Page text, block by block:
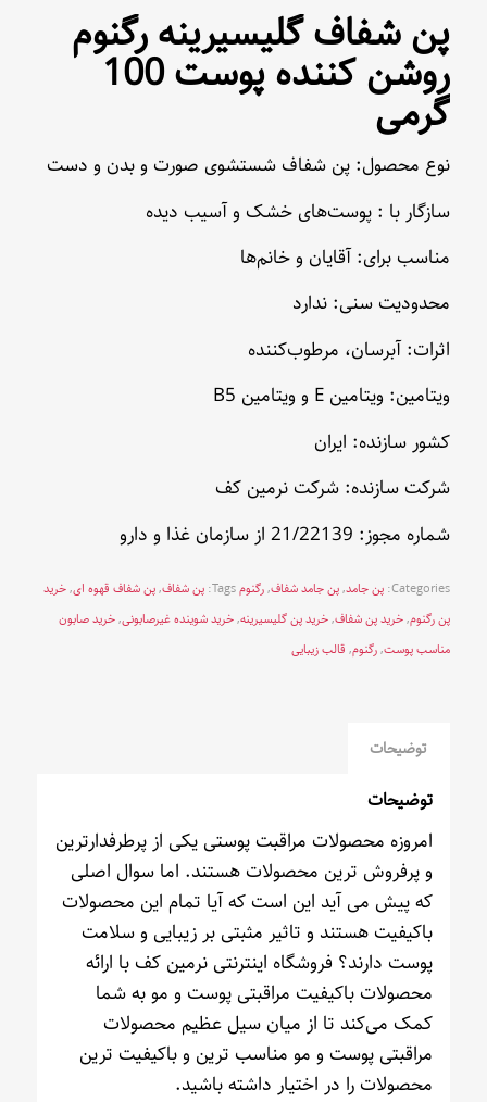
پن شفاف گلیسیرینه رگنوم
روشن کننده پوست 100
گرمی
نوع محصول: پن شفاف شستشوی صورت و بدن و دست
سازگار با : پوست‌های خشک و آسیب دیده
مناسب برای: آقایان و خانم‌ها
محدودیت سنی: ندارد
اثرات: آبرسان، مرطوب‌کننده
ویتامین: ویتامین E و ویتامین B5
کشور سازنده: ایران
شرکت سازنده: شرکت نرمین کف
شماره مجوز: 21/22139 از سازمان غذا و دارو
Categories: پن جامد,پن جامد شفاف,رگنومTags: پن شفاف,پن شفاف قهوه ای,خرید
پن رگنوم,خرید پن شفاف,خرید پن گلیسیرینه,خرید شوینده غیرصابونی,خرید صابون
مناسب پوست,رگنوم, قالب زیبایی
توضیحات
توضیحات
امروزه محصولات مراقبت پوستی یکی از پرطرفدارترین
و پرفروش ترین محصولات هستند. اما سوال اصلی
که پیش می آید این است که آیا تمام این محصولات
باکیفیت هستند و تاثیر مثبتی بر زیبایی و سلامت
پوست دارند؟ فروشگاه اینترنتی نرمین کف با ارائه
محصولات باکیفیت مراقبتی پوست و مو به شما
کمک می‌کند تا از میان سیل عظیم محصولات
مراقبتی پوست و مو مناسب ترین و باکیفیت ترین
محصولات را در اختیار داشته باشید.